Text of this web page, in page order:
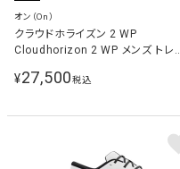
オン（On）
クラウドホライズン 2 WP
Cloudhorizon 2 WP メンズ トレイ
¥27,500税込